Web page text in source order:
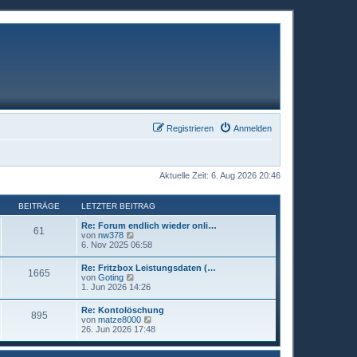
Anmelden
Registrieren
Aktuelle Zeit: 6. Aug 2026 20:46
BEITRÄGE LETZTER BEITRAG
61
Re: Forum endlich wieder onli…
von nw378
e
e
s
t
e
r
B
e
i
t
r
6. Nov 2025 06:58
1665
Re: Fritzbox Leistungsdaten (…
von Goting
e
s
t
e
r
B
1. Jun 2026 14:26
895
Re: Kontolöschung
von matze8000
e
e
26. Jun 2026 17:48